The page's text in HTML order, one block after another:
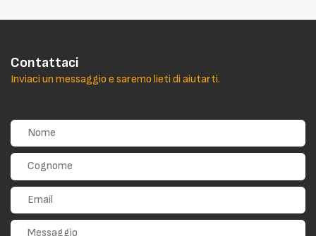
Contattaci
Inviaci un messaggio e saremo lieti di aiutarti.